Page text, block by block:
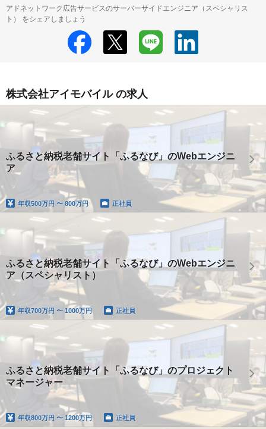
アドネットワーク広告サービスのサーバーサイドエンジニア（スペシャリス
ト） をシェアしましょう
株式会社アイモバイル の求人
ふるさと納税老舗サイト「ふるなび」のWebエンジニ
ア
年収500万円 〜 800万円 正社員
ふるさと納税老舗サイト「ふるなび」のWebエンジニ
ア（スペシャリスト）
年収700万円 〜 1000万円 正社員
ふるさと納税老舗サイト「ふるなび」のプロジェクト
マネージャー
年収800万円 〜 1200万円 正社員